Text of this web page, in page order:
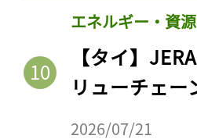
エネルギー・資源
【タイ】
リューチェ
2026/07/21